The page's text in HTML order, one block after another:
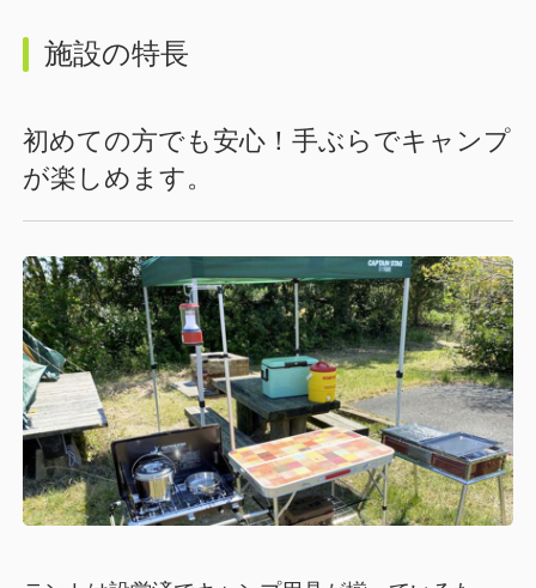
施設の特長
初めての方でも安心！手ぶらでキャンプ
が楽しめます。